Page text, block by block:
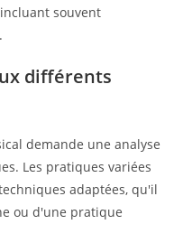
souvent
différents
demande une analyse
Les pratiques variées
adaptées, qu'il
ou d'une pratique